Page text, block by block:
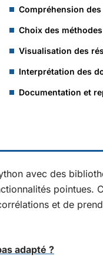
Compréhension
Choix des méthodes
Visualisation des
Interprétation des
Documentation et
avec des
pointues.
et de
adapté ?